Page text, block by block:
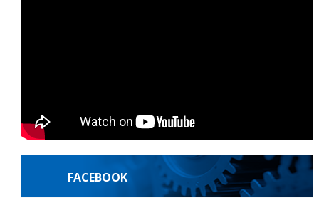
FACEBOOK